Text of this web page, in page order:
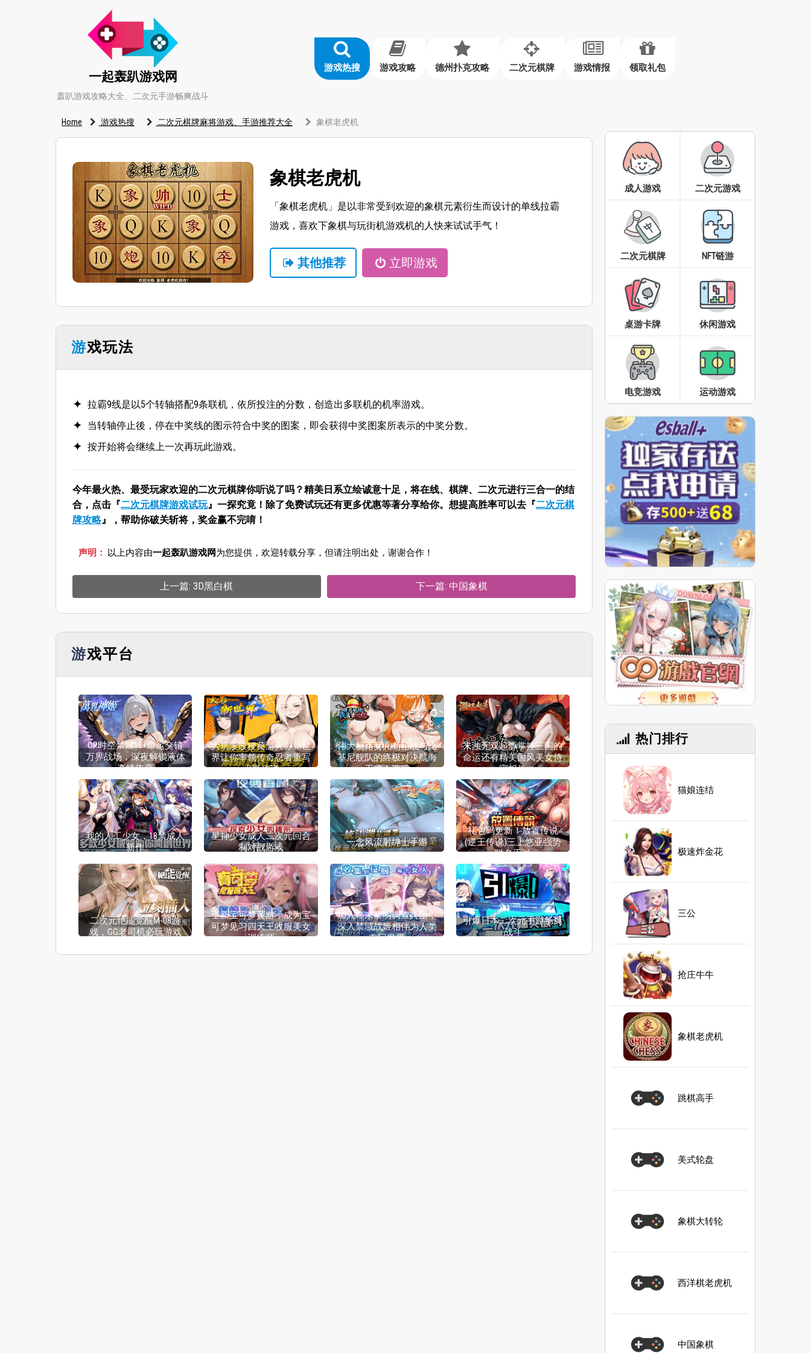
一起轰趴游戏网
轰趴游戏攻略大全、二次元手游畅爽战斗
游戏热搜 游戏攻略 德州扑克攻略 二次元棋牌 游戏情报 领取礼包
Home 游戏热搜 二次元棋牌麻将游戏、手游推荐大全 象棋老虎机
象棋老虎机
「象棋老虎机」是以非常受到欢迎的象棋元素衍生而设计的单线拉霸
游戏，喜欢下象棋与玩街机游戏机的人快来试试手气！
其他推荐 立即游戏
游戏玩法
拉霸9线是以5个转轴搭配9条联机，依所投注的分数，创造出多联机的机率游戏。
当转轴停止後，停在中奖线的图示符合中奖的图案，即会获得中奖图案所表示的中奖分数。
按开始将会继续上一次再玩此游戏。
今年最火热、最受玩家欢迎的二次元棋牌你听说了吗？精美日系立绘诚意十足，将在线、棋牌、二次元进行三合一的结
合，点击『二次元棋牌游戏试玩』一探究竟！除了免费试玩还有更多优惠等著分享给你。想提高胜率可以去『二次元棋
牌攻略』，帮助你破关斩将，奖金赢不完唷！
声明： 以上内容由一起轰趴游戏网为您提供，欢迎转载分享，但请注明出处，谢谢合作！
上一篇: 3D黑白棋 下一篇: 中国象棋
游戏平台
OP时空禁姬18+命运交错
万界战场，深夜解锁液体
牵绊依恋
大玩漫改梗黄游火影新世
界让你率领传奇忍者重写
火影传说
伟大航路女儿岛秘战与比
基尼舰队的终极对决航海
王成人游戏
来浊无双起源掌控三国的
命运还有精美国风美女侍
寝相伴
我的人工少女，18禁成人
新作
星神少女成人二次元回合
制对战游戏
一念风流射绅士手游
礼包码更新！放置传说
(逆王传说)三上悠亚强势
联名手游
二次元绝能觉醒M-08游
戏，GG老司机必玩游戏
全新宝可梦黄游，成为宝
可梦见习四天王收服美女
训练师
加入终末黎明调查兵团，
深入禁域战姬相伴为人类
夺回世界
引爆日本二次元手游畅爽
战斗
成人游戏 二次元游戏
二次元棋牌 NFT链游
桌游卡牌 休闲游戏
电竞游戏 运动游戏
热门排行
猫娘连结
极速炸金花
三公
抢庄牛牛
象棋老虎机
跳棋高手
美式轮盘
象棋大转轮
西洋棋老虎机
中国象棋